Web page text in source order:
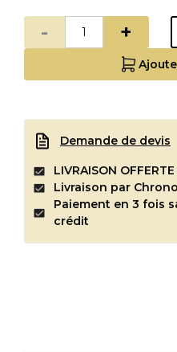
- +
Demande de devis
LIVRAISON
Livraison par
Paiement en 3 fois
crédit